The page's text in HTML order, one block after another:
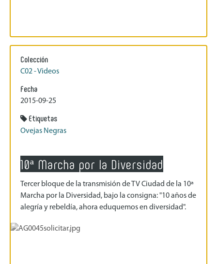
Colección
C02 - Videos
Fecha
2015-09-25
Etiquetas
Ovejas Negras
10ª Marcha por la Diversidad
Tercer bloque de la transmisión de TV Ciudad de la 10ª
Marcha por la Diversidad, bajo la consigna: "10 años de
alegría y rebeldía, ahora eduquemos en diversidad".